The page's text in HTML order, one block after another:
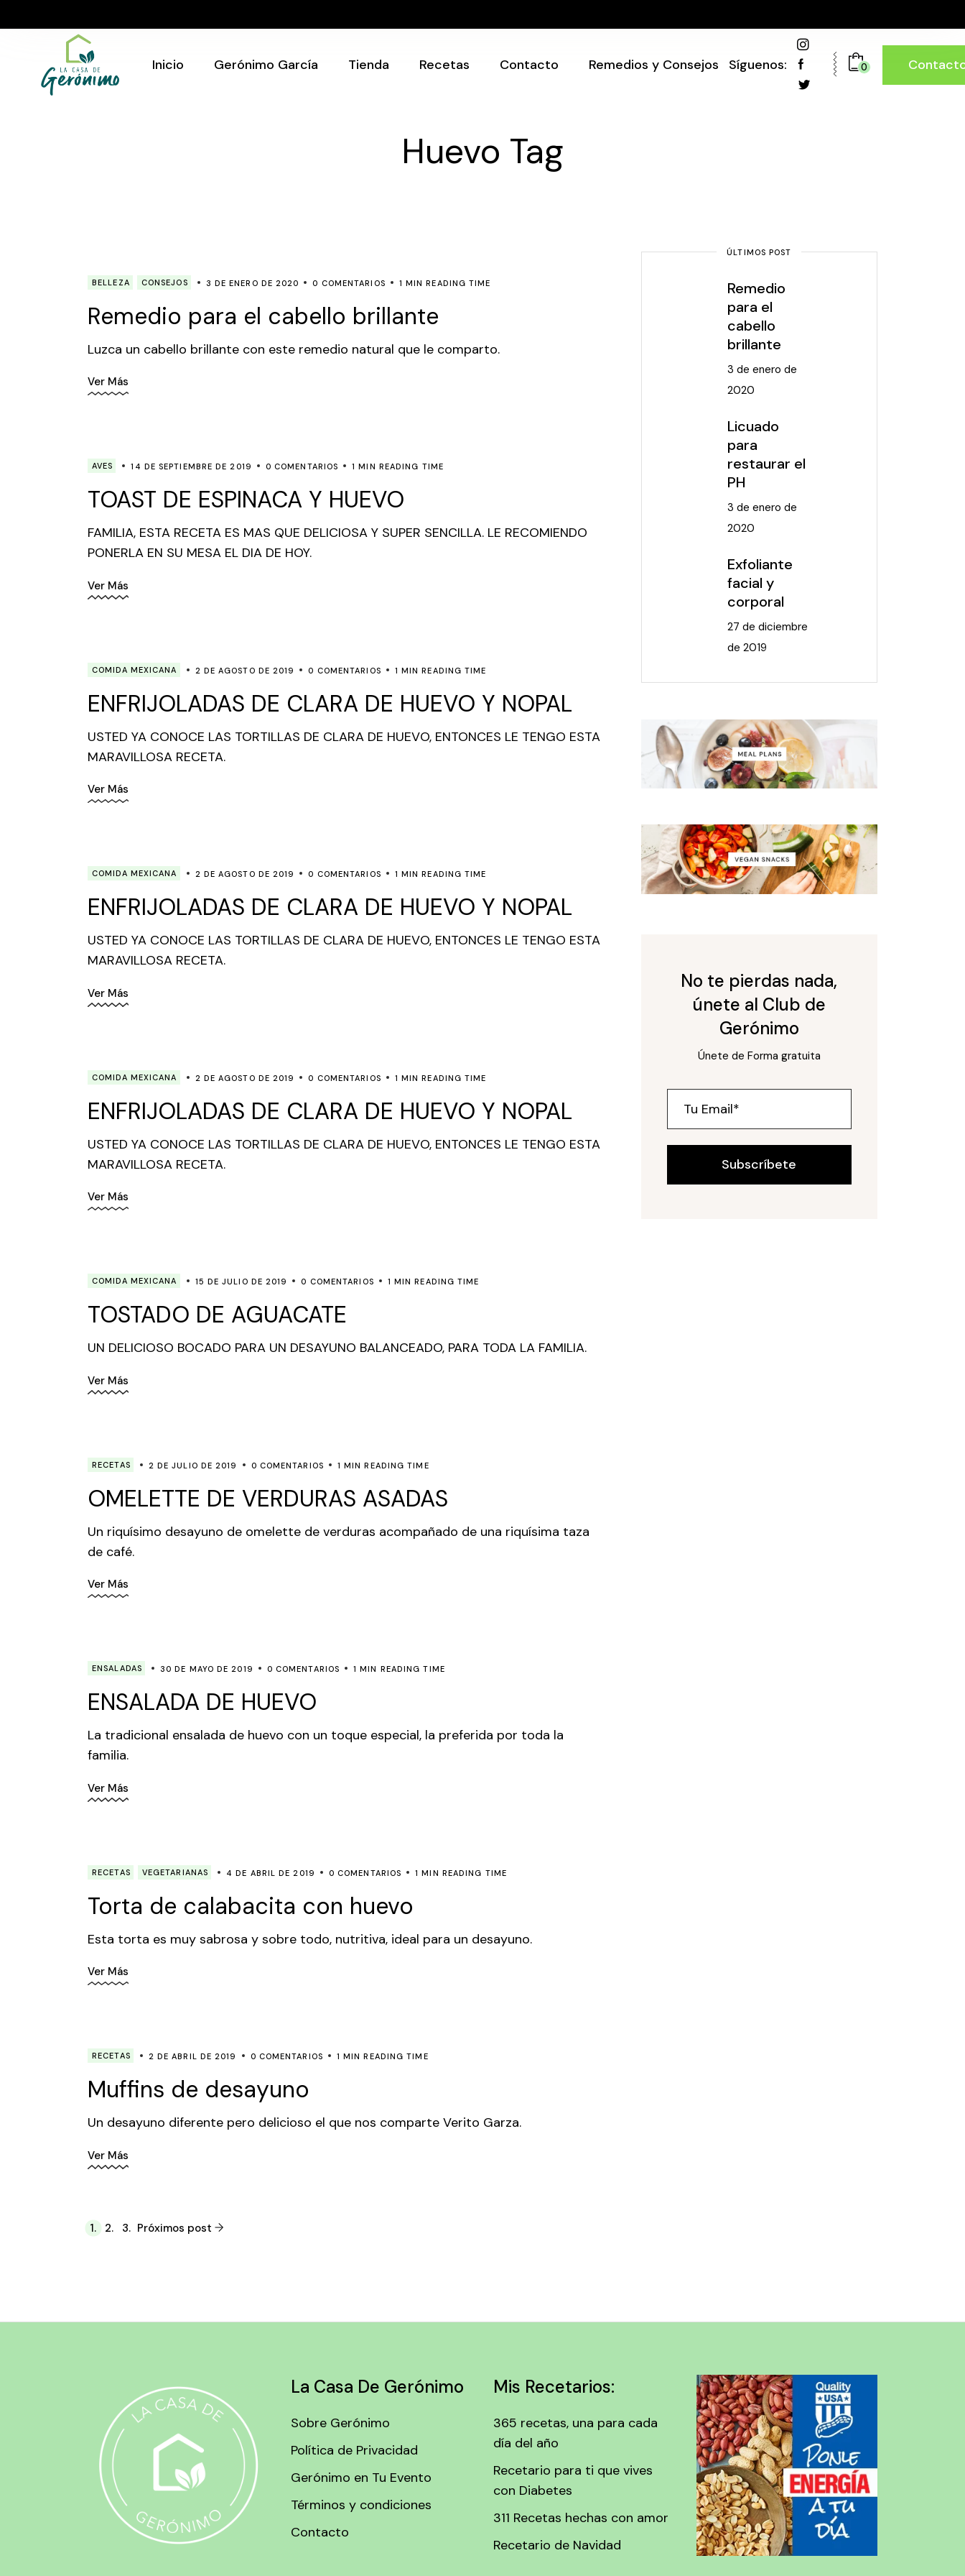
the
Inicio
Gerónimo García Tienda Recetas Contacto Remedios y Consejos Síguenos: 0
evento
Huevo Tag
BELLEZA CONSEJOS 3 DE ENERO DE 2020 0 COMENTARIOS 1 MIN READING TIME
Remedio para el cabello brillante
Luzca un cabello brillante con este remedio natural que le comparto.
Ver Más
AVES 14 DE SEPTIEMBRE DE 2019 0 COMENTARIOS 1 MIN READING TIME
TOAST DE ESPINACA Y HUEVO
FAMILIA, ESTA RECETA ES MAS QUE DELICIOSA Y SUPER SENCILLA. LE RECOMIENDO
PONERLA EN SU MESA EL DIA DE HOY.
Ver Más
COMIDA MEXICANA 2 DE AGOSTO DE 2019 0 COMENTARIOS 1 MIN READING TIME
ENFRIJOLADAS DE CLARA DE HUEVO Y NOPAL
USTED YA CONOCE LAS TORTILLAS DE CLARA DE HUEVO, ENTONCES LE TENGO ESTA
MARAVILLOSA RECETA.
Ver Más
COMIDA MEXICANA 2 DE AGOSTO DE 2019 0 COMENTARIOS 1 MIN READING TIME
ENFRIJOLADAS DE CLARA DE HUEVO Y NOPAL
USTED YA CONOCE LAS TORTILLAS DE CLARA DE HUEVO, ENTONCES LE TENGO ESTA
MARAVILLOSA RECETA.
Ver Más
COMIDA MEXICANA 2 DE AGOSTO DE 2019 0 COMENTARIOS 1 MIN READING TIME
ENFRIJOLADAS DE CLARA DE HUEVO Y NOPAL
USTED YA CONOCE LAS TORTILLAS DE CLARA DE HUEVO, ENTONCES LE TENGO ESTA
MARAVILLOSA RECETA.
Ver Más
COMIDA MEXICANA 15 DE JULIO DE 2019 0 COMENTARIOS 1 MIN READING TIME
TOSTADO DE AGUACATE
UN DELICIOSO BOCADO PARA UN DESAYUNO BALANCEADO, PARA TODA LA FAMILIA.
Ver Más
RECETAS 2 DE JULIO DE 2019 0 COMENTARIOS 1 MIN READING TIME
OMELETTE DE VERDURAS ASADAS
Un riquísimo desayuno de omelette de verduras acompañado de una riquísima taza
de café.
Ver Más
ENSALADAS 30 DE MAYO DE 2019 0 COMENTARIOS 1 MIN READING TIME
ENSALADA DE HUEVO
La tradicional ensalada de huevo con un toque especial, la preferida por toda la
familia.
Ver Más
RECETAS VEGETARIANAS 4 DE ABRIL DE 2019 0 COMENTARIOS 1 MIN READING TIME
Torta de calabacita con huevo
Esta torta es muy sabrosa y sobre todo, nutritiva, ideal para un desayuno.
Ver Más
RECETAS 2 DE ABRIL DE 2019 0 COMENTARIOS 1 MIN READING TIME
Muffins de desayuno
Un desayuno diferente pero delicioso el que nos comparte Verito Garza.
Ver Más
Paginación
1. 2. 3. Próximos post
ÚLTIMOS POST
Remedio
para el
cabello
brillante
3 de enero de
2020
Licuado
para
restaurar el
PH
3 de enero de
2020
Exfoliante
facial y
corporal
27 de diciembre
de 2019
No te pierdas nada,
únete al Club de
Gerónimo
Únete de Forma gratuita
Subscríbete
La Casa De Gerónimo
Sobre Gerónimo
Política de Privacidad
Gerónimo en Tu Evento
Términos y condiciones
Contacto
Mis Recetarios:
365 recetas, una para cada
día del año
Recetario para ti que vives
con Diabetes
311 Recetas hechas con amor
Recetario de Navidad